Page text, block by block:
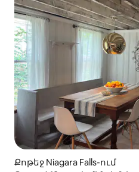
Քոթեջ Niagara Falls-ում